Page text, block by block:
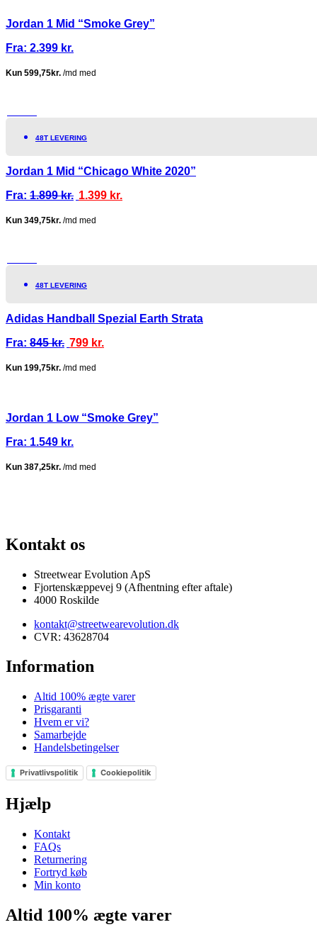
Jordan 1 Mid “Smoke Grey”
Fra: 2.399 kr.
48T LEVERING
Jordan 1 Mid “Chicago White 2020”
Fra: 1.899kr. 1.399 kr.
48T LEVERING
Adidas Handball Spezial Earth Strata
Fra: 845kr. 799 kr.
Jordan 1 Low “Smoke Grey”
Fra: 1.549 kr.
Kontakt os
Streetwear Evolution ApS
Fjortenskæppevej 9 (Afhentning efter aftale)
4000 Roskilde
kontakt@streetwearevolution.dk
CVR: 43628704
Information
Altid 100% ægte varer
Prisgaranti
Hvem er vi?
Samarbejde
Handelsbetingelser
Privatlivspolitik Cookiepolitik
Hjælp
Kontakt
FAQs
Returnering
Fortryd køb
Min konto
Altid 100% ægte varer